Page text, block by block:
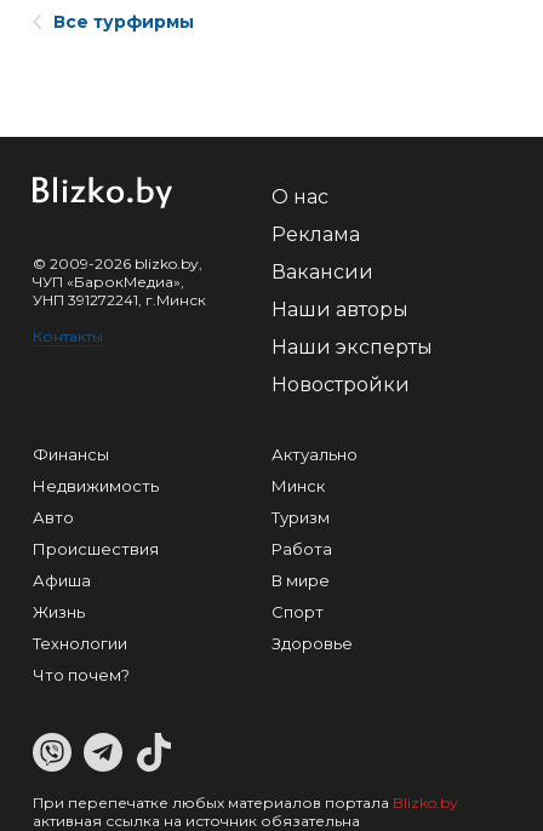
Все турфирмы
© 2009-2026 blizko.by,
ЧУП «БарокМедиа»,
УНП 391272241, г.Минск
Контакты
О нас
Реклама
Вакансии
Наши авторы
Наши эксперты
Новостройки
Финансы
Недвижимость
Авто
Происшествия
Афиша
Жизнь
Технологии
Что почем?
Актуально
Минск
Туризм
Работа
В мире
Спорт
Здоровье
При перепечатке любых материалов портала Blizko.by
активная ссылка на источник обязательна